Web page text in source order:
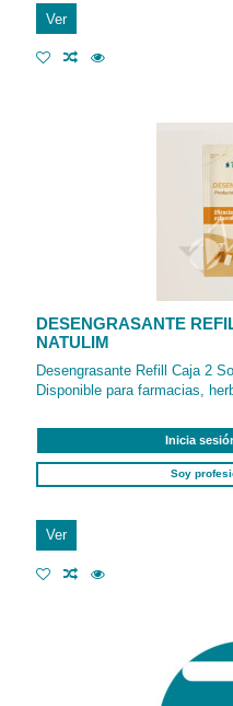
Ver
DESENGRASANTE
NATULIM
Desengrasante Refill Caja 2
Disponible para farmacias,
Inicia
Soy
Ver